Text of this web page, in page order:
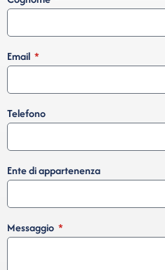
Email
Telefono
Ente di appartenenza
Messaggio